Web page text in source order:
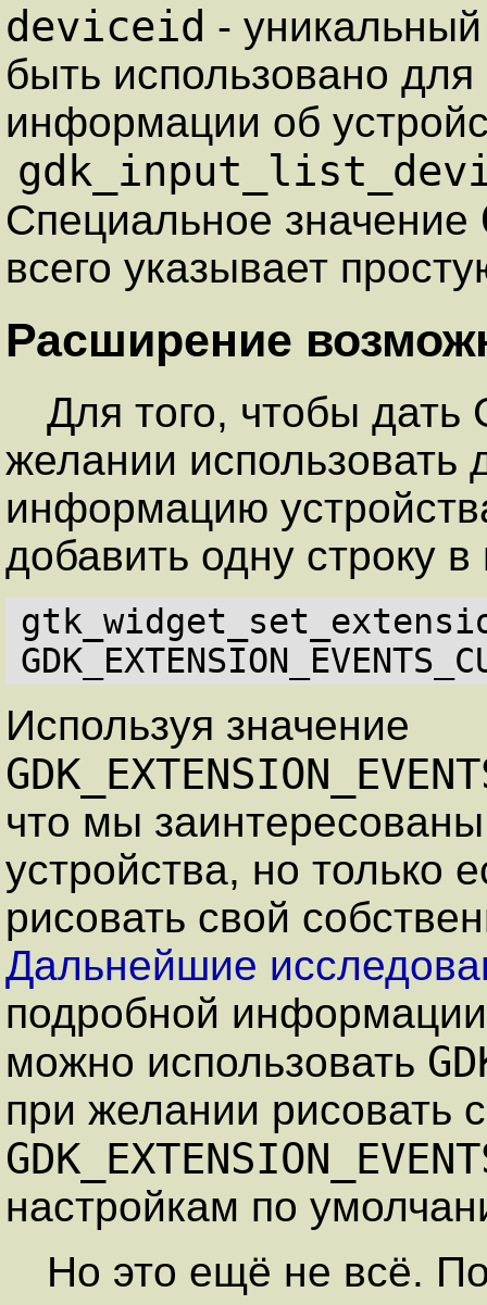
deviceid -
быть использовано
информации об
Специальное значение
всего указывает
Расширение
Для того, чтобы
желании использовать
информацию
добавить одну строку
Используя значение
что мы
устройства, но
рисовать свой
Дальнейшие
подробной
можно использовать
при желании рисовать
настройкам по
Но это ещё не всё.